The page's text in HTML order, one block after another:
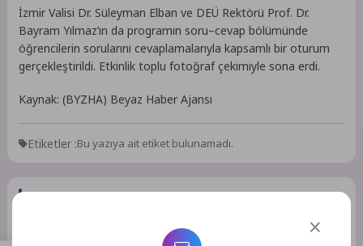
İzmir Valisi Dr. Süleyman Elban ve DEÜ Rektörü Prof. Dr.
Bayram Yılmaz’ın da programın soru–cevap bölümünde
öğrencilerin sorularını cevaplamalarıyla kapsamlı bir oturum
gerçekleştirildi. Etkinlik toplu fotoğraf çekimiyle sona erdi.
Kaynak: (BYZHA) Beyaz Haber Ajansı
Etiketler :Bu yazıya ait etiket bulunamadı.
Bir Yorum Yazın
E-posta adresiniz yayınlanmayacak.